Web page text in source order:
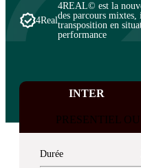
4Real
4REAL© est la
des parcours
transposition en
performance
INTER
PRESENTIEL
Durée